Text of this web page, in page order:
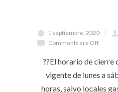
1 septiembre, 2020
Comments are Off
??El horario de
vigente de lunes a
horas, salvo locales